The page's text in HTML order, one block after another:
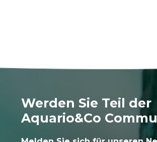
Werden Sie Teil der
Aquario&Co